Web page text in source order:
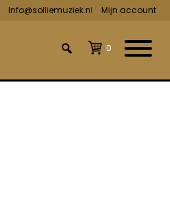
Info@solliemuziek.nl Mijn account
0